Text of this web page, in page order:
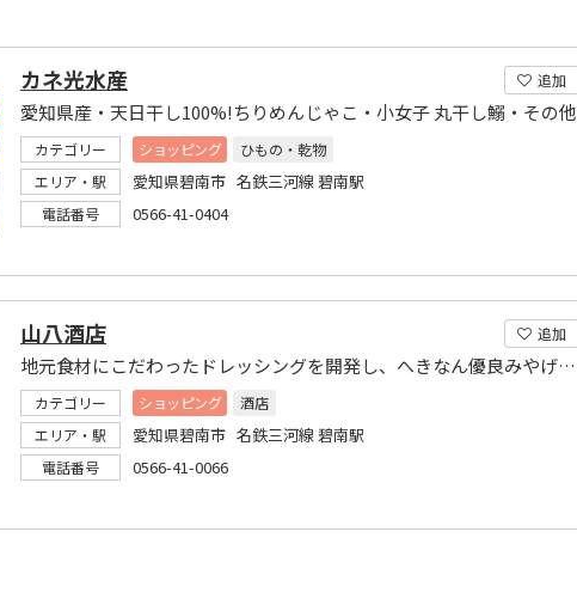
追加
カネ光水産
愛知県産・天日干し100%!ちりめんじゃこ・小女子 丸干し鰯・その他
カテゴリー ショッピング
ひもの・乾物
エリア・駅
愛知県碧南市 名鉄三河線 碧南駅
電話番号 0566-41-0404
追加
山八酒店
地元食材にこだわったドレッシングを開発し、へきなん優良みやげ品にも認定
カテゴリー ショッピング
酒店
エリア・駅
愛知県碧南市 名鉄三河線 碧南駅
電話番号 0566-41-0066